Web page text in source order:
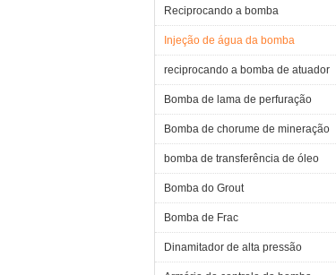
Reciprocando a bomba
Injeção de água da bomba
reciprocando a bomba de atuador
Bomba de lama de perfuração
Bomba de chorume de mineração
bomba de transferência de óleo
Bomba do Grout
Bomba de Frac
Dinamitador de alta pressão